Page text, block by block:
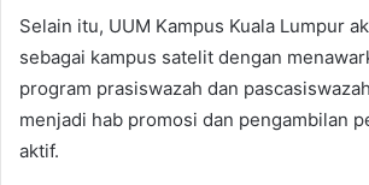
Selain itu, UUM Kampus Kuala Lumpur
sebagai kampus satelit dengan
program prasiswazah dan
menjadi hab promosi dan pengambilan
aktif.